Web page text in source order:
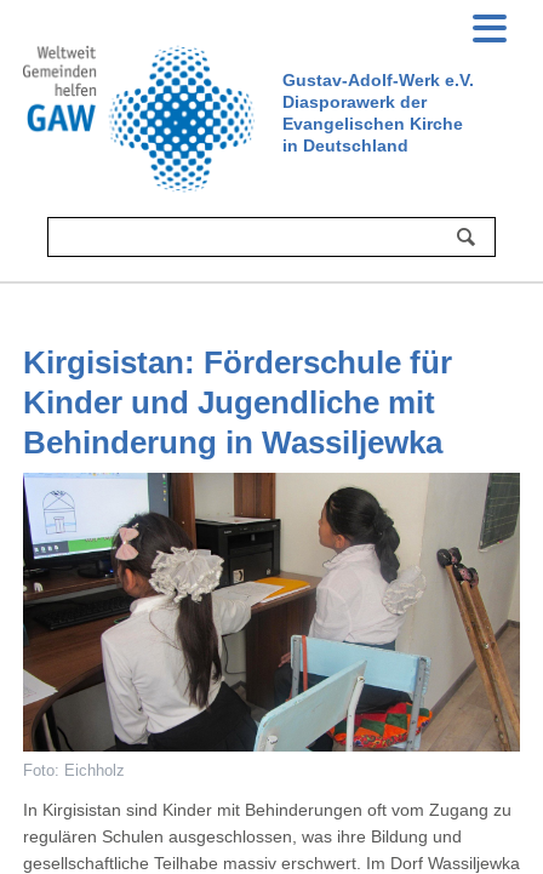
Gustav-Adolf-Werk e.V.
Diasporawerk der
Evangelischen Kirche
in Deutschland
Kirgisistan: Förderschule für
Kinder und Jugendliche mit
Behinderung in Wassiljewka
Foto: Eichholz
In Kirgisistan sind Kinder mit Behinderungen oft vom Zugang zu
regulären Schulen ausgeschlossen, was ihre Bildung und
gesellschaftliche Teilhabe massiv erschwert. Im Dorf Wassiljewka